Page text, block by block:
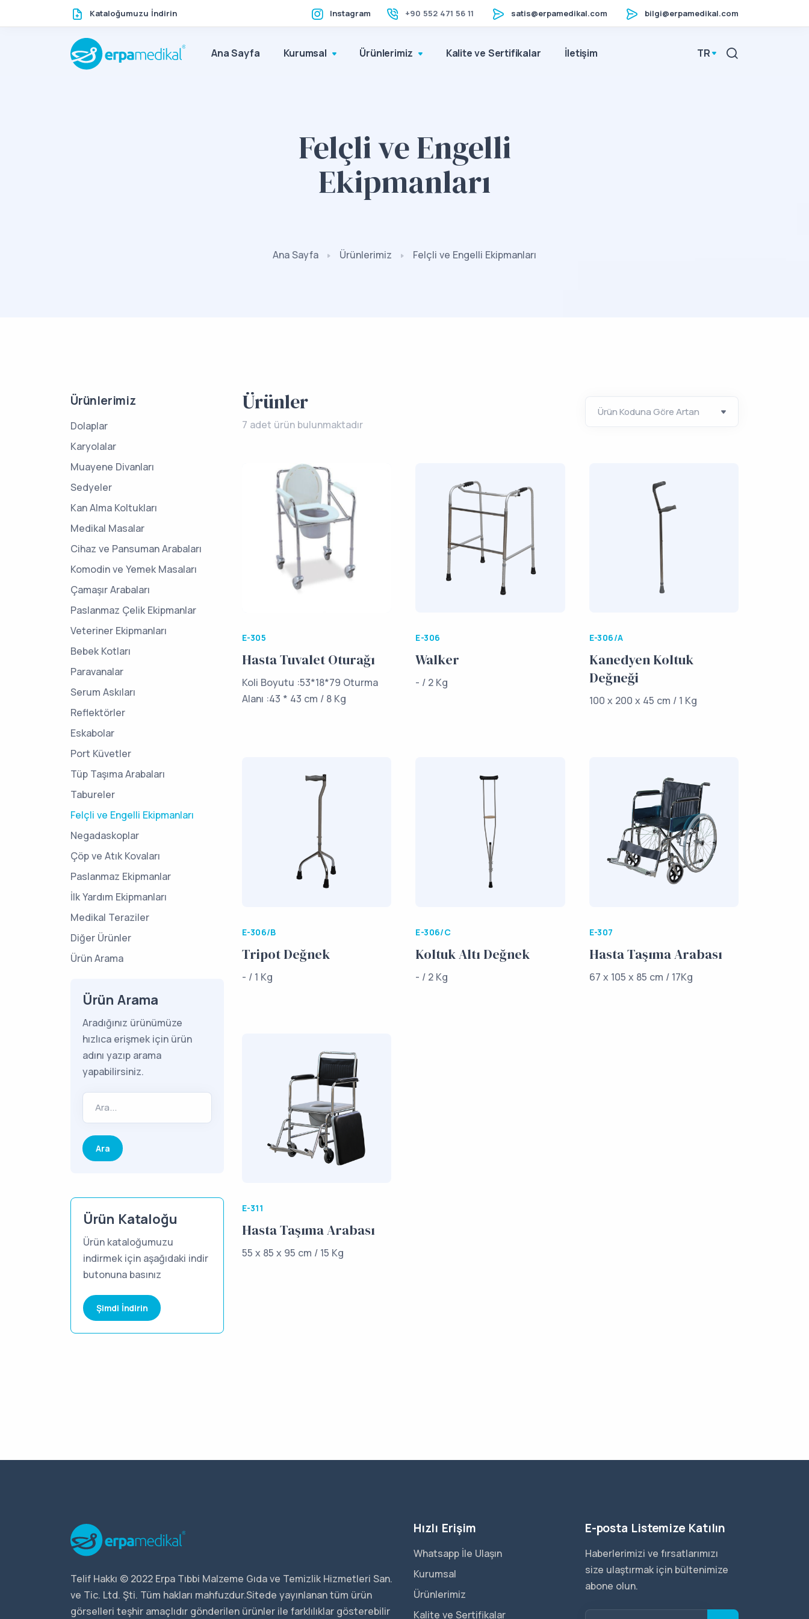
Kataloğumuzu İndirin Instagram +90 552 471 56 11 satis@erpamedikal.com bilgi@erpamedikal.com
Ana Sayfa Kurumsal Ürünlerimiz Kalite ve Sertifikalar İletişim TR
Felçli ve Engelli
Ekipmanları
Ana Sayfa Ürünlerimiz Felçli ve Engelli Ekipmanları
Ürünler
7 adet ürün bulunmaktadır
E-305
Hasta Tuvalet Oturağı
Koli Boyutu :53*18*79 Oturma
Alanı :43 * 43 cm / 8 Kg
E-306
Walker
- / 2 Kg
E-306/A
Kanedyen Koltuk
Değneği
100 x 200 x 45 cm / 1 Kg
E-306/B
Tripot Değnek
- / 1 Kg
E-306/C
Koltuk Altı Değnek
- / 2 Kg
E-307
Hasta Taşıma Arabası
67 x 105 x 85 cm / 17Kg
E-311
Hasta Taşıma Arabası
55 x 85 x 95 cm / 15 Kg
Ürünlerimiz
Dolaplar
Karyolalar
Muayene Divanları
Sedyeler
Kan Alma Koltukları
Medikal Masalar
Cihaz ve Pansuman Arabaları
Komodin ve Yemek Masaları
Çamaşır Arabaları
Paslanmaz Çelik Ekipmanlar
Veteriner Ekipmanları
Bebek Kotları
Paravanalar
Serum Askıları
Reflektörler
Eskabolar
Port Küvetler
Tüp Taşıma Arabaları
Tabureler
Felçli ve Engelli Ekipmanları
Negadaskoplar
Çöp ve Atık Kovaları
Paslanmaz Ekipmanlar
İlk Yardım Ekipmanları
Medikal Teraziler
Diğer Ürünler
Ürün Arama
Ürün Arama
Aradığınız ürünümüze
hızlıca erişmek için ürün
adını yazıp arama
yapabilirsiniz.
Ara...
Ürün Kataloğu
Ürün kataloğumuzu
indirmek için aşağıdaki indir
butonuna basınız
Şimdi İndirin
Telif Hakkı © 2022 Erpa Tıbbi Malzeme Gıda ve Temizlik Hizmetleri San.
ve Tic. Ltd. Şti. Tüm hakları mahfuzdur.Sitede yayınlanan tüm ürün
görselleri teşhir amaçlıdır gönderilen ürünler ile farklılıklar gösterebilir
Hızlı Erişim
Whatsapp İle Ulaşın
Kurumsal
Ürünlerimiz
Kalite ve Sertifikalar
E-posta Listemize Katılın
Haberlerimizi ve fırsatlarımızı
size ulaştırmak için bültenimize
abone olun.